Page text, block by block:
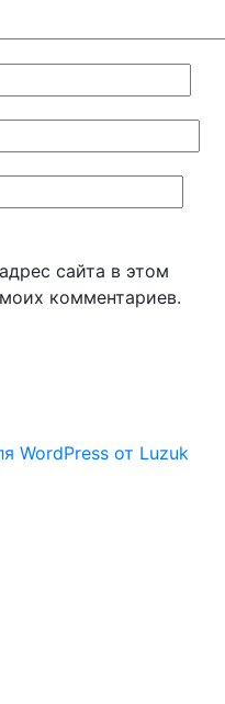
сайта в этом
комментариев.
WordPress от Luzuk